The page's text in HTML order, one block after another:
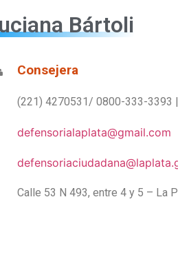
Bártoli
Consejera
(221) 4270531/ 0800-333-3393
defensorialaplata@gmail.com
Calle 53 N 493, entre 4 y 5 – La